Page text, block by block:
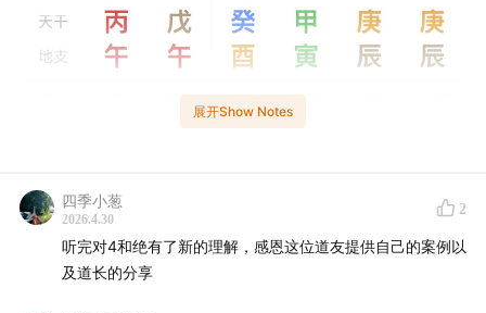
展开Show Notes
四季小葱
2026.4.30
2
听完对4和绝有了新的理解，感恩这位道友提供自己的案例以
及道长的分享